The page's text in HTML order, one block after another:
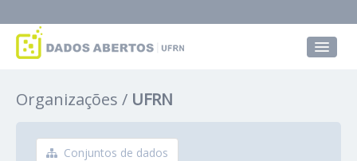
Grupos
Sobre
Organizações UFRN
Conjuntos de dados